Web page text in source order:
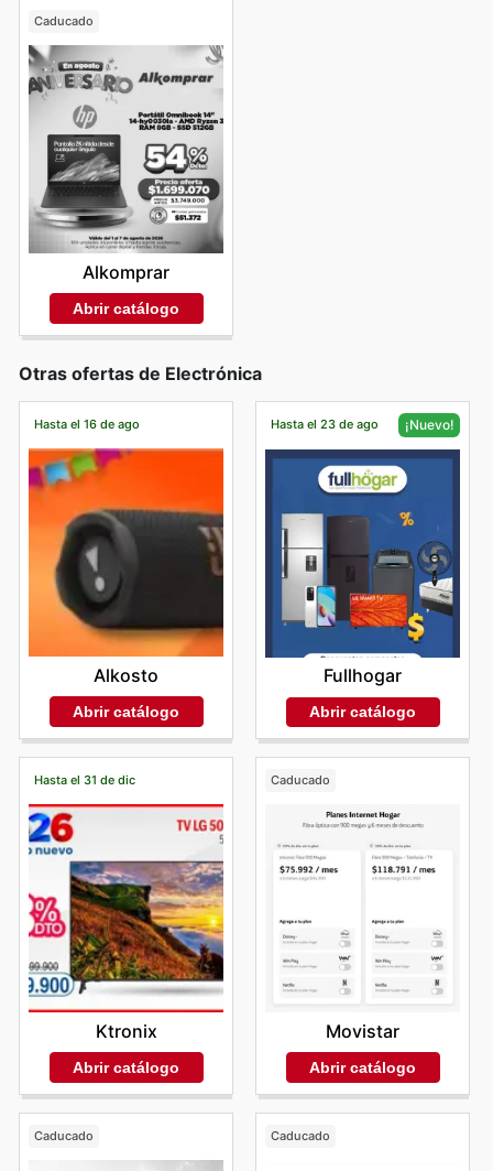
Caducado
Alkomprar
Abrir catálogo
Otras ofertas de Electrónica
Hasta el 16 de ago
Alkosto
Abrir catálogo
Hasta el 23 de ago ¡Nuevo!
Fullhogar
Abrir catálogo
Hasta el 31 de dic
Ktronix
Abrir catálogo
Caducado
Movistar
Abrir catálogo
Caducado Caducado